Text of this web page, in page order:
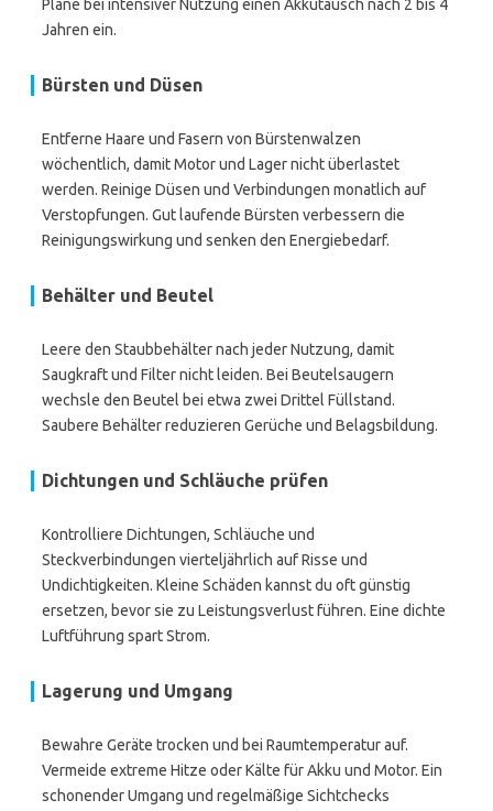
Plane bei intensiver Nutzung einen Akkutausch nach 2 bis 4
Jahren ein.
Bürsten und Düsen
Entferne Haare und Fasern von Bürstenwalzen
wöchentlich, damit Motor und Lager nicht überlastet
werden. Reinige Düsen und Verbindungen monatlich auf
Verstopfungen. Gut laufende Bürsten verbessern die
Reinigungswirkung und senken den Energiebedarf.
Behälter und Beutel
Leere den Staubbehälter nach jeder Nutzung, damit
Saugkraft und Filter nicht leiden. Bei Beutelsaugern
wechsle den Beutel bei etwa zwei Drittel Füllstand.
Saubere Behälter reduzieren Gerüche und Belagsbildung.
Dichtungen und Schläuche prüfen
Kontrolliere Dichtungen, Schläuche und
Steckverbindungen vierteljährlich auf Risse und
Undichtigkeiten. Kleine Schäden kannst du oft günstig
ersetzen, bevor sie zu Leistungsverlust führen. Eine dichte
Luftführung spart Strom.
Lagerung und Umgang
Bewahre Geräte trocken und bei Raumtemperatur auf.
Vermeide extreme Hitze oder Kälte für Akku und Motor. Ein
schonender Umgang und regelmäßige Sichtchecks